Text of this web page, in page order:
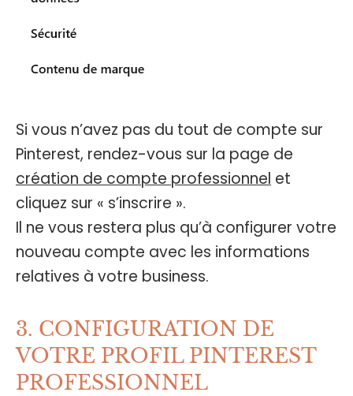
Si vous n’avez pas du tout de compte sur
Pinterest, rendez-vous sur la page de
création de compte professionnel et
cliquez sur « s’inscrire ».
Il ne vous restera plus qu’à configurer votre
nouveau compte avec les informations
relatives à votre business.
3. CONFIGURATION DE
VOTRE PROFIL PINTEREST
PROFESSIONNEL